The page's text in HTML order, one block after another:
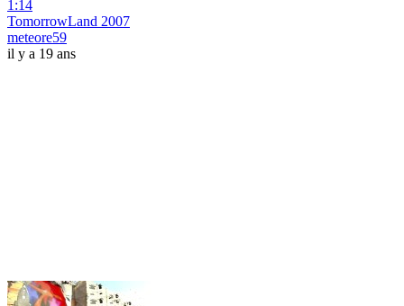
1:14
TomorrowLand 2007
meteore59
il y a 19 ans